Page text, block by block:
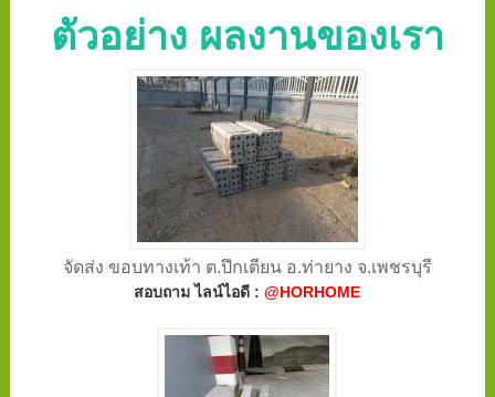
ตัวอย่าง ผลงานของเรา
จัดส่ง ขอบทางเท้า ต.ปึกเตียน อ.ท่ายาง จ.เพชรบุรี
สอบถาม ไลน์ไอดี :@HORHOME